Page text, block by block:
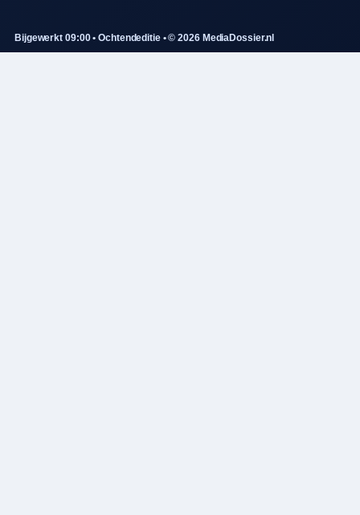
Bijgewerkt 09:00 • Ochtendeditie • © 2026 MediaDossier.nl